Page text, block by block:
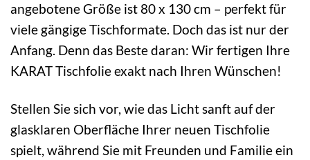
angebotene Größe ist 80 x 130 cm – perfekt für
viele gängige Tischformate. Doch das ist nur der
Anfang. Denn das Beste daran: Wir fertigen Ihre
KARAT Tischfolie exakt nach Ihren Wünschen!
Stellen Sie sich vor, wie das Licht sanft auf der
glasklaren Oberfläche Ihrer neuen Tischfolie
spielt, während Sie mit Freunden und Familie ein